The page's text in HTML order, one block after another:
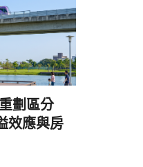
劃區分
效應與房